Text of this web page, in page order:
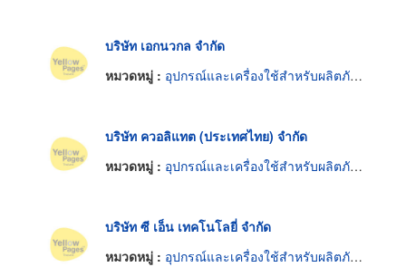
บริษัท เอกนวกล จำกัด
หมวดหมู่ : อุปกรณ์และเครื่องใช้สำหรับผลิตภัณฑ์อาหาร
บริษัท ควอลิแทต (ประเทศไทย) จำกัด
หมวดหมู่ : อุปกรณ์และเครื่องใช้สำหรับผลิตภัณฑ์อาหาร
บริษัท ซี เอ็น เทคโนโลยี่ จำกัด
หมวดหมู่ : อุปกรณ์และเครื่องใช้สำหรับผลิตภัณฑ์อาหาร